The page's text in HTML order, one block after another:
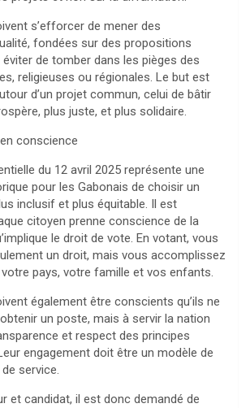
s’efforcer de mener des
fondées sur des propositions
de tomber dans les pièges des
religieuses ou régionales. Le but est
d’un projet commun, celui de bâtir
plus juste, et plus solidaire.
conscience
du 12 avril 2025 représente une
pour les Gabonais de choisir un
inclusif et plus équitable. Il est
citoyen prenne conscience de la
le droit de vote. En votant, vous
un droit, mais vous accomplissez
pays, votre famille et vos enfants.
également être conscients qu’ils ne
un poste, mais à servir la nation
et respect des principes
engagement doit être un modèle de
service.
et candidat, il est donc demandé de